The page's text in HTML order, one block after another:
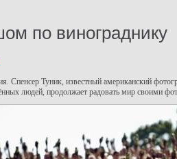
по винограднику
Спенсер Туник, известный американский
людей, продолжает радовать мир своими